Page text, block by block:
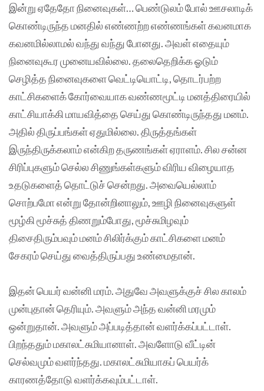
இன்று ஏதேதோ நினைவுகள்… பெண்டுலம் போல் ஊசலாடிக்
கொண்டிருந்த மனதில் எண்ணற்ற எண்ணங்கள் கவனமாக
கவனமில்லாமல் வந்து வந்து போனது. அவள் எதையும்
நினைவுகூர முனையவில்லை. தலைதெறிக்க ஓடும்
செழித்த நினைவுகளை வெட்டியொட்டி, தொடர்பற்ற
காட்சிகளைக் கோர்வையாக வண்ணமூட்டி மனத்திரையில்
காட்சியாக்கி மாயவித்தை செய்து கொண்டிருந்தது மனம்.
அதில் திருப்பங்கள் ஏதுமில்லை. திருத்தங்கள்
இருந்திருக்கலாம் என்கிற தருணங்கள் ஏராளம். சில சன்ன
சிரிப்புகளும் செல்ல சிணுங்கள்களும் விரிய விழையாத
உதடுகளைத் தொட்டுச் சென்றது. அவையெல்லாம்
சொற்பமோ என்று தோன்றினாலும், ஊழி நினைவுகளுள்
மூழ்கி மூச்சுத் திணறும்போது, மூச்சுமிழவும்
திசைதிரும்பவும் மனம் சிலிர்க்கும் காட்சிகளை மனம்
சேகரம் செய்து வைத்திருப்பது உண்மைதான்.
இதன் பெயர் வன்னி மரம். அதுவே அவளுக்குச் சில காலம்
முன்புதான் தெரியும். அவளும் அந்த வன்னி மரமும்
ஒன்றுதான். அவளும் அப்படித்தான் வளர்க்கப்பட்டாள்.
பிறந்ததும் மகாலட்சுமியானாள். அவளோடு வீட்டின்
செல்வமும் வளர்ந்தது. மகாலட்சுமியாகப் பெயர்க்
காரணத்தோடு வளர்க்கவும்பட்டாள்.